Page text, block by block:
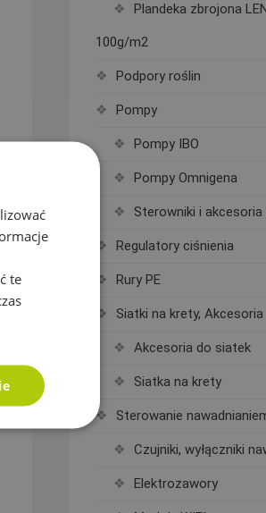
Plandeka zbrojona
100g/m2
Podpory roślin
Pompy
Pompy IBO
Pompy Omnigena
Sterowniki i
Regulatory ciśnienia
Rury PE
Siatki na krety, Akcesoria
Akcesoria do siatek
Siatka na krety
Sterowanie
Czujniki, wyłączniki
Elektrozawory
te